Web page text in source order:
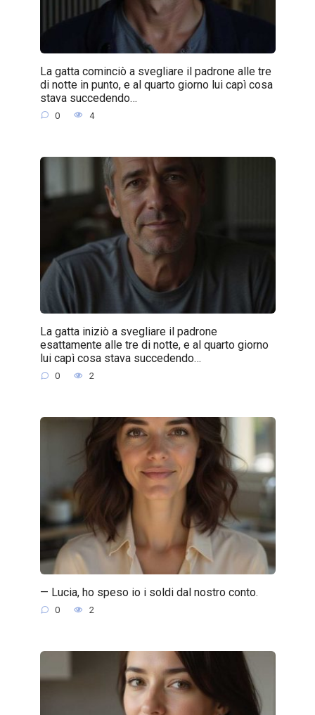
La gatta cominciò a svegliare il padrone alle tre
di notte in punto, e al quarto giorno lui capì cosa
stava succedendo…
0 4
La gatta iniziò a svegliare il padrone
esattamente alle tre di notte, e al quarto giorno
lui capì cosa stava succedendo…
0 2
— Lucia, ho speso io i soldi dal nostro conto.
0 2